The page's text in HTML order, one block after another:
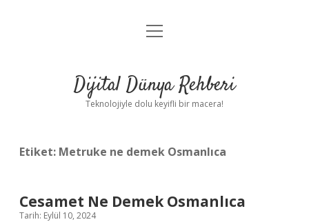
Anasayfa
Yasal Uyarı
menüyü
Dijital Dünya Rehberi
Teknolojiyle dolu keyifli bir macera!
Etiket: Metruke ne demek Osmanlıca
Cesamet Ne Demek Osmanlıca
Tarih: Eylül 10, 2024